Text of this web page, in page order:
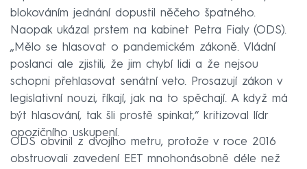
blokováním jednání dopustil něčeho špatného.
Naopak ukázal prstem na kabinet Petra Fialy (ODS).
„Mělo se hlasovat o pandemickém zákoně. Vládní
poslanci ale zjistili, že jim chybí lidi a že nejsou
schopni přehlasovat senátní veto. Prosazují zákon v
legislativní nouzi, říkají, jak na to spěchají. A když má
být hlasování, tak šli prostě spinkat,“ kritizoval lídr
opozičního uskupení.
ODS obvinil z dvojího metru, protože v roce 2016
obstruovali zavedení EET mnohonásobně déle než